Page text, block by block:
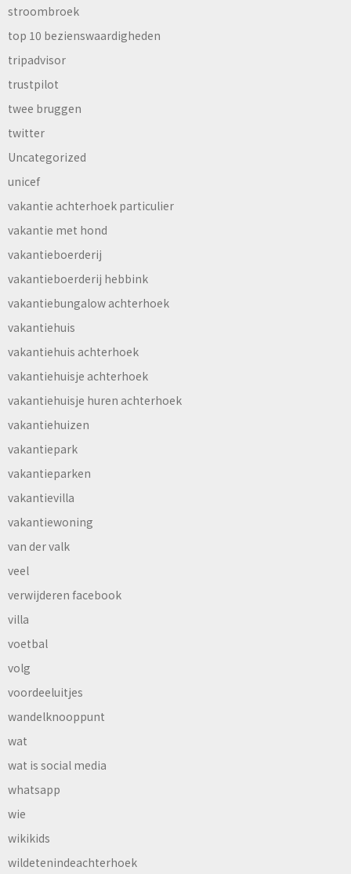
stroombroek
top 10 bezienswaardigheden
tripadvisor
trustpilot
twee bruggen
twitter
Uncategorized
unicef
vakantie achterhoek particulier
vakantie met hond
vakantieboerderij
vakantieboerderij hebbink
vakantiebungalow achterhoek
vakantiehuis
vakantiehuis achterhoek
vakantiehuisje achterhoek
vakantiehuisje huren achterhoek
vakantiehuizen
vakantiepark
vakantieparken
vakantievilla
vakantiewoning
van der valk
veel
verwijderen facebook
villa
voetbal
volg
voordeeluitjes
wandelknooppunt
wat
wat is social media
whatsapp
wie
wikikids
wildetenindeachterhoek